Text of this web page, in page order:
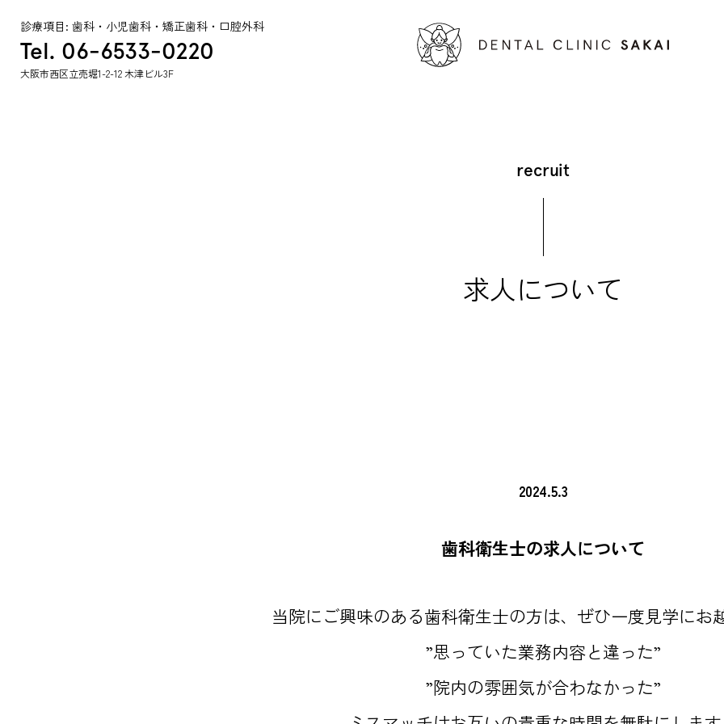
診療項目: 歯科・小児歯科・矯正歯科・口腔外科
Tel. 06-6533-0220
大阪市西区立売堀1-2-12 木津ビル3F
recruit
求人について
2024.5.3
歯科衛生士の求人について
当院にご興味のある歯科衛生士の方は、ぜひ一度見学にお
”思っていた業務内容と違った”
”院内の雰囲気が合わなかった”